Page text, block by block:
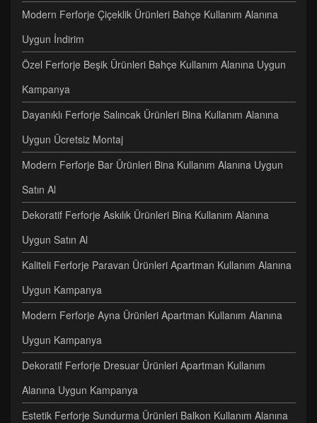
Modern Ferforje Çiçeklik Ürünleri Bahçe Kullanım Alanına
Uygun İndirim
Özel Ferforje Beşik Ürünleri Bahçe Kullanım Alanına Uygun
Kampanya
Dayanıklı Ferforje Salıncak Ürünleri Bina Kullanım Alanına
Uygun Ücretsiz Montaj
Modern Ferforje Bar Ürünleri Bina Kullanım Alanına Uygun
Satın Al
Dekoratif Ferforje Askılık Ürünleri Bina Kullanım Alanına
Uygun Satın Al
Kaliteli Ferforje Paravan Ürünleri Apartman Kullanım Alanına
Uygun Kampanya
Modern Ferforje Ayna Ürünleri Apartman Kullanım Alanına
Uygun Kampanya
Dekoratif Ferforje Dresuar Ürünleri Apartman Kullanım
Alanına Uygun Kampanya
Estetik Ferforje Sundurma Ürünleri Balkon Kullanım Alanına